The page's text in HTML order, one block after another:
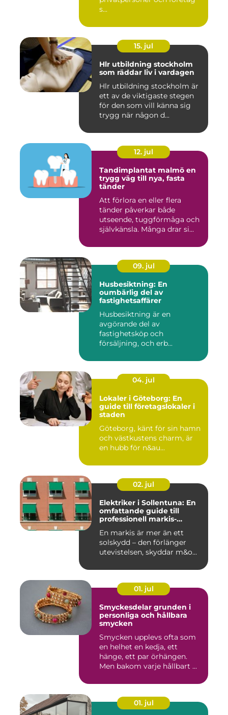
s...
15. jul
Hlr utbildning stockholm
som räddar liv i vardagen
Hlr utbildning stockholm är
ett av de viktigaste stegen
för den som vill känna sig
trygg när någon d...
12. jul
Tandimplantat malmö en
trygg väg till nya, fasta
tänder
Att förlora en eller flera
tänder påverkar både
utseende, tuggförmåga och
självkänsla. Många drar si...
09. jul
Husbesiktning: En
oumbärlig del av
fastighetsaffärer
Husbesiktning är en
avgörande del av
fastighetsköp och
försäljning, och erb...
04. jul
Lokaler i Göteborg: En
guide till företagslokaler i
staden
Göteborg, känt för sin hamn
och västkustens charm, är
en hubb för n&au...
02. jul
Elektriker i Sollentuna: En
omfattande guide till
professionell markis-
En markis är mer än ett
solskydd – den förlänger
utevistelsen, skyddar m&o...
01. jul
Smyckesdelar grunden i
personliga och hållbara
smycken
Smycken upplevs ofta som
en helhet en kedja, ett
hänge, ett par örhängen.
Men bakom varje hållbart ...
01. jul